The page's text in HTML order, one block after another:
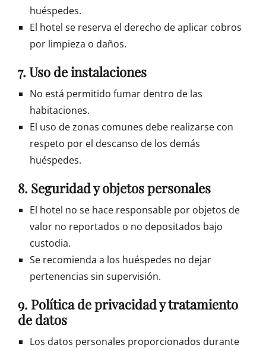
huéspedes.
El hotel se reserva el derecho de aplicar cobros
por limpieza o daños.
7. Uso de instalaciones
No está permitido fumar dentro de las
habitaciones.
El uso de zonas comunes debe realizarse con
respeto por el descanso de los demás
huéspedes.
8. Seguridad y objetos personales
El hotel no se hace responsable por objetos de
valor no reportados o no depositados bajo
custodia.
Se recomienda a los huéspedes no dejar
pertenencias sin supervisión.
9. Política de privacidad y tratamiento
de datos
Los datos personales proporcionados durante